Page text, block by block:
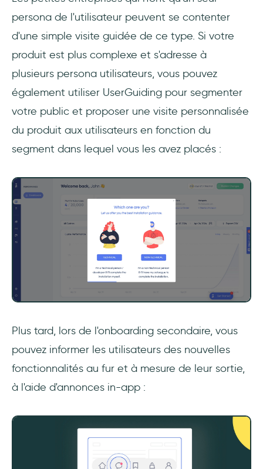
persona de l'utilisateur peuvent se contenter
d'une simple visite guidée de ce type. Si votre
produit est plus complexe et s'adresse à
plusieurs persona utilisateurs, vous pouvez
également utiliser UserGuiding pour segmenter
votre public et proposer une visite personnalisée
du produit aux utilisateurs en fonction du
segment dans lequel vous les avez placés :
Plus tard, lors de l'onboarding secondaire, vous
pouvez informer les utilisateurs des nouvelles
fonctionnalités au fur et à mesure de leur sortie,
à l'aide d'annonces in-app :